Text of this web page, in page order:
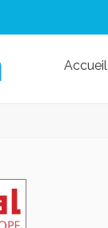
Accueil